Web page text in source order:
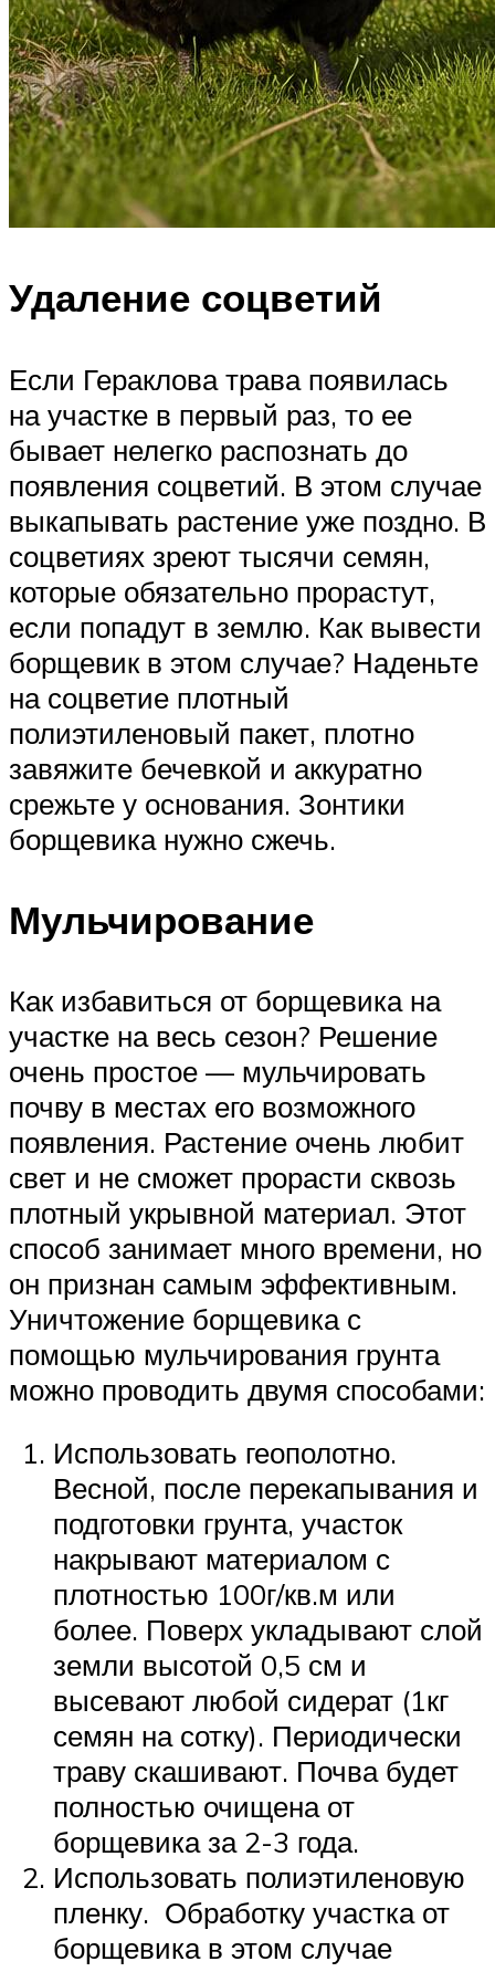
Удаление соцветий
Если Гераклова трава появилась
на участке в первый раз, то ее
бывает нелегко распознать до
появления соцветий. В этом случае
выкапывать растение уже поздно. В
соцветиях зреют тысячи семян,
которые обязательно прорастут,
если попадут в землю. Как вывести
борщевик в этом случае? Наденьте
на соцветие плотный
полиэтиленовый пакет, плотно
завяжите бечевкой и аккуратно
срежьте у основания. Зонтики
борщевика нужно сжечь.
Мульчирование
Как избавиться от борщевика на
участке на весь сезон? Решение
очень простое — мульчировать
почву в местах его возможного
появления. Растение очень любит
свет и не сможет прорасти сквозь
плотный укрывной материал. Этот
способ занимает много времени, но
он признан самым эффективным.
Уничтожение борщевика с
помощью мульчирования грунта
можно проводить двумя способами:
Использовать геополотно.
Весной, после перекапывания и
подготовки грунта, участок
накрывают материалом с
плотностью 100г/кв.м или
более. Поверх укладывают слой
земли высотой 0,5 см и
высевают любой сидерат (1кг
семян на сотку). Периодически
траву скашивают. Почва будет
полностью очищена от
борщевика за 2-3 года.
Использовать полиэтиленовую
пленку. Обработку участка от
борщевика в этом случае